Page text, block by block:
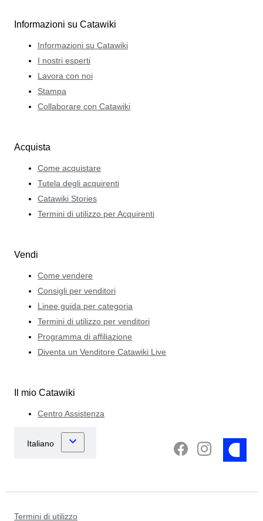
Informazioni su Catawiki
Informazioni su Catawiki
I nostri esperti
Lavora con noi
Stampa
Collaborare con Catawiki
Acquista
Come acquistare
Tutela degli acquirenti
Catawiki Stories
Termini di utilizzo per Acquirenti
Vendi
Come vendere
Consigli per venditori
Linee guida per categoria
Termini di utilizzo per venditori
Programma di affiliazione
Diventa un Venditore Catawiki Live
Il mio Catawiki
Centro Assistenza
Termini di utilizzo